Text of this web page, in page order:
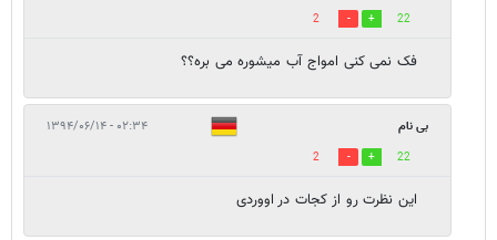
22
2
فک نمی کنی امواج آب میشوره می بره؟؟
بی نام ۰۲:۳۴ - ۱۳۹۴/۰۶/۱۴
22
2
این نظرت رو از کجات در اووردی